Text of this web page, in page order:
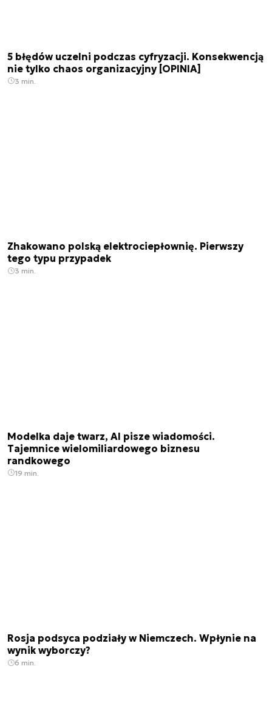
5 błędów uczelni podczas cyfryzacji. Konsekwencją
nie tylko chaos organizacyjny [OPINIA]
3 min.
Zhakowano polską elektrociepłownię. Pierwszy
tego typu przypadek
3 min.
Modelka daje twarz, AI pisze wiadomości.
Tajemnice wielomiliardowego biznesu
randkowego
19 min.
Rosja podsyca podziały w Niemczech. Wpłynie na
wynik wyborczy?
6 min.